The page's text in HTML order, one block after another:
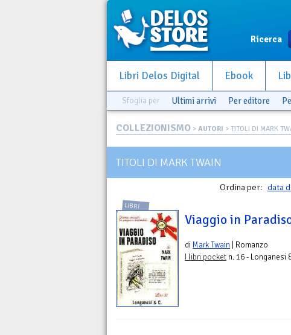
Ricerca
Libri Delos Digital Ebook
Sfoglia per Ultimi arrivi Per editore
COLLEZIONISMO > AUTORI > TITOLI DI MARK
TITOLI DI MARK TWAIN
Ordina per: data
LIBRI
Viaggio in
di Mark Twain | Romanzo
I libri pocket n. 16 - Longanesi